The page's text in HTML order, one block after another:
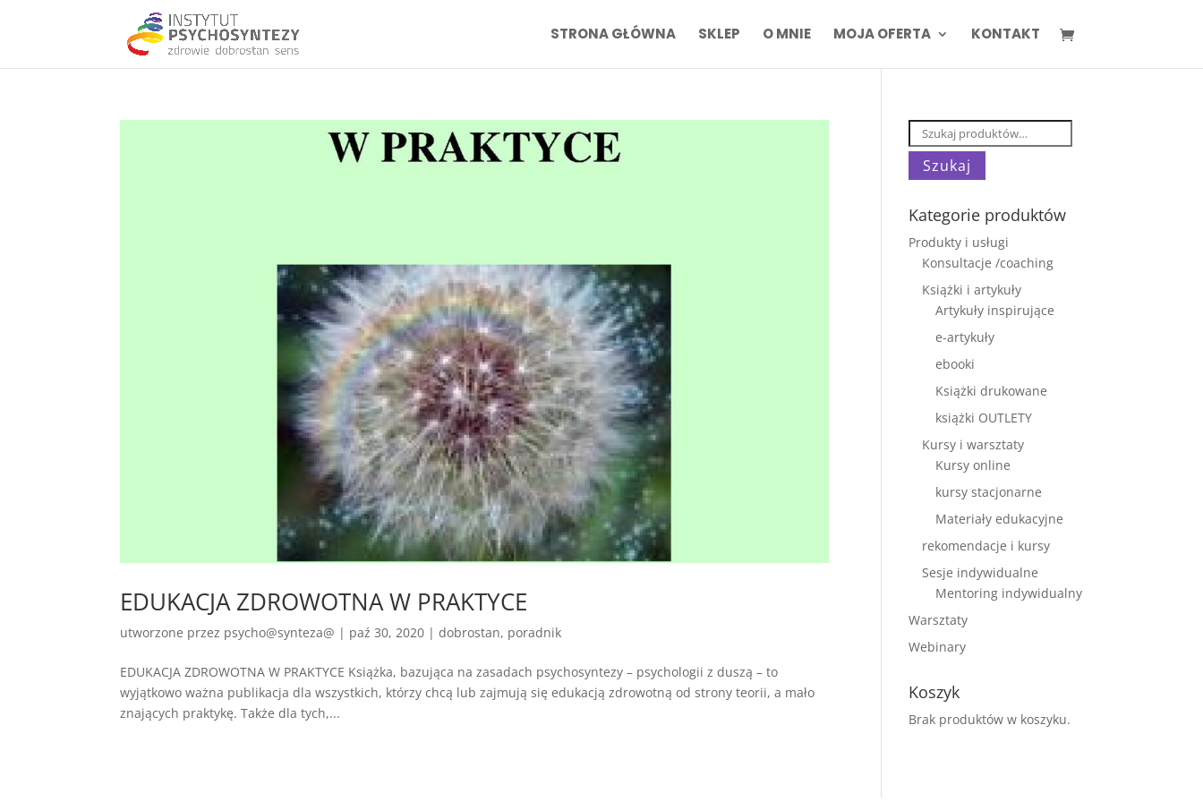
STRONA GŁÓWNA SKLEP O MNIE MOJA OFERTA KONTAKT
EDUKACJA ZDROWOTNA W PRAKTYCE
utworzone przez psycho@synteza@ | paź 30, 2020 |dobrostan, poradnik
EDUKACJA ZDROWOTNA W PRAKTYCE Książka, bazująca na zasadach psychosyntezy – psychologii z duszą – to
wyjątkowo ważna publikacja dla wszystkich, którzy chcą lub zajmują się edukacją zdrowotną od strony teorii, a mało
znających praktykę. Także dla tych,...
Szukaj:
Szukaj
Kategorie produktów
Produkty i usługi
Konsultacje /coaching
Książki i artykuły
Artykuły inspirujące
e-artykuły
ebooki
Książki drukowane
książki OUTLETY
Kursy i warsztaty
Kursy online
kursy stacjonarne
Materiały edukacyjne
rekomendacje i kursy
Sesje indywidualne
Mentoring indywidualny
Warsztaty
Webinary
Koszyk
Brak produktów w koszyku.